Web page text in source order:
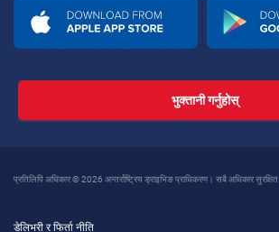
भुक्तानी गर्नुहोस्
प्रतिलिपि अधिकार © 2026 अन्तर्राष्ट्रिय ड्राइभिङ प्राधिकरण। सबै अधिकार सुरक्षित
डेलिभरी र फिर्ता नीति